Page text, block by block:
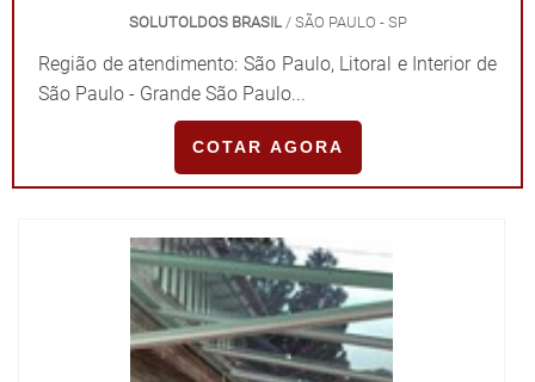
SOLUTOLDOS BRASIL / SÃO PAULO - SP
Região de atendimento: São Paulo, Litoral e Interior de
São Paulo - Grande São Paulo...
COTAR AGORA